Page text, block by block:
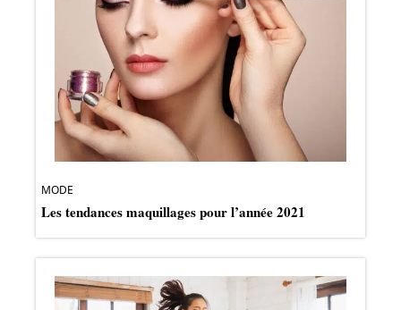
MODE
Les tendances maquillages pour l’année 2021